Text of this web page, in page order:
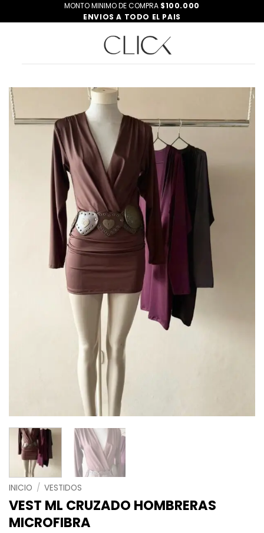
al
MONTO MINIMO DE COMPRA $100.000
ENVIOS A TODO EL PAIS
INICIO / VESTIDOS
VEST ML CRUZADO HOMBRERAS
MICROFIBRA